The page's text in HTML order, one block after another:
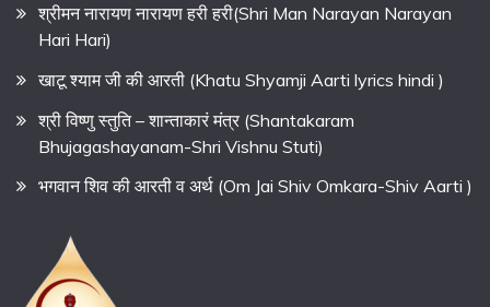
श्रीमन नारायण नारायण हरी हरी(Shri Man Narayan Narayan
Hari Hari)
खाटू श्याम जी की आरती (Khatu Shyamji Aarti lyrics hindi )
श्री विष्णु स्तुति – शान्ताकारं मंत्र (Shantakaram
Bhujagashayanam-Shri Vishnu Stuti)
भगवान शिव की आरती व अर्थ (Om Jai Shiv Omkara-Shiv Aarti )